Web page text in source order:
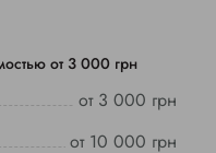
от 3 000 грн
от 3 000 грн
от 10 000 грн